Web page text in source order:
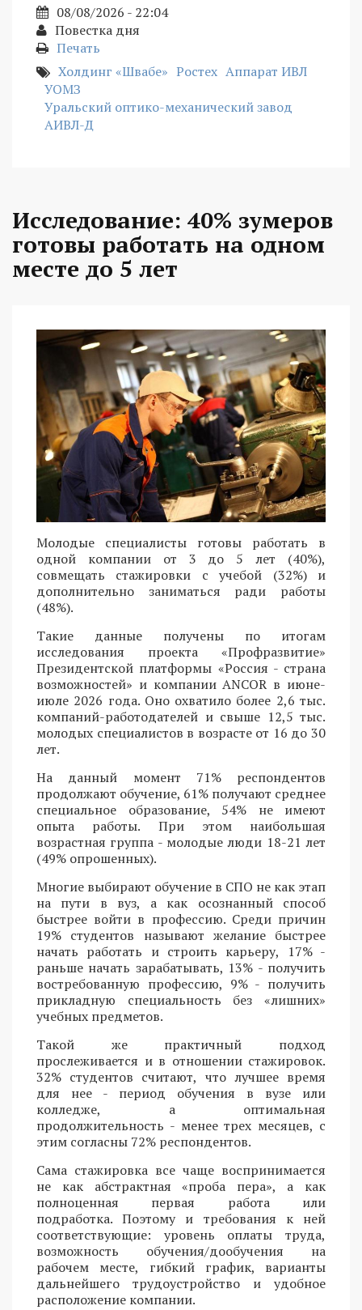
08/08/2026 - 22:04
Повестка дня
Печать
Холдинг «Швабе» Ростех Аппарат ИВЛ
УОМЗ
Уральский оптико-механический завод
АИВЛ-Д
Исследование: 40% зумеров
готовы работать на одном
месте до 5 лет
Молодые специалисты готовы работать в
одной компании от 3 до 5 лет (40%),
совмещать стажировки с учебой (32%) и
дополнительно заниматься ради работы
(48%).
Такие данные получены по итогам
исследования проекта «Профразвитие»
Президентской платформы «Россия - страна
возможностей» и компании ANCOR в июне-
июле 2026 года. Оно охватило более 2,6 тыс.
компаний-работодателей и свыше 12,5 тыс.
молодых специалистов в возрасте от 16 до 30
лет.
На данный момент 71% респондентов
продолжают обучение, 61% получают среднее
специальное образование, 54% не имеют
опыта работы. При этом наибольшая
возрастная группа - молодые люди 18-21 лет
(49% опрошенных).
Многие выбирают обучение в СПО не как этап
на пути в вуз, а как осознанный способ
быстрее войти в профессию. Среди причин
19% студентов называют желание быстрее
начать работать и строить карьеру, 17% -
раньше начать зарабатывать, 13% - получить
востребованную профессию, 9% - получить
прикладную специальность без «лишних»
учебных предметов.
Такой же практичный подход
прослеживается и в отношении стажировок.
32% студентов считают, что лучшее время
для нее - период обучения в вузе или
колледже, а оптимальная
продолжительность - менее трех месяцев, с
этим согласны 72% респондентов.
Сама стажировка все чаще воспринимается
не как абстрактная «проба пера», а как
полноценная первая работа или
подработка. Поэтому и требования к ней
соответствующие: уровень оплаты труда,
возможность обучения/дообучения на
рабочем месте, гибкий график, варианты
дальнейшего трудоустройство и удобное
расположение компании.